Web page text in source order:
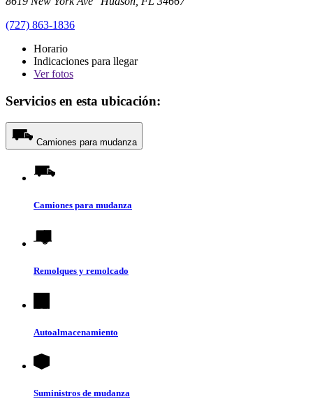
(727) 863-1836
Horario
Indicaciones para llegar
Verfotos
Servicios en esta ubicación:
Camiones para mudanza
Camiones para mudanza
Remolques y remolcado
Autoalmacenamiento
Suministros de mudanza